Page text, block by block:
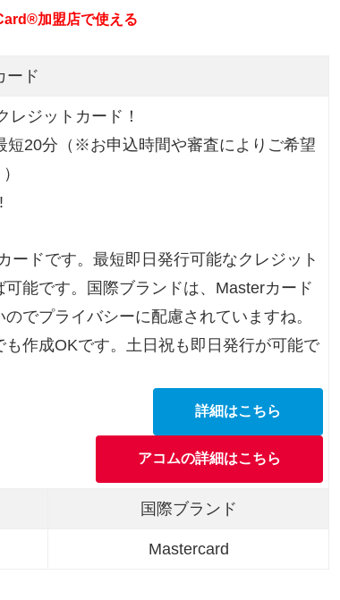
加盟店で使える
ード
レジットカード！
短20分（※お申込時間や審査によりご希望
ードです。最短即日発行可能なクレジット
能です。国際ブランドは、Masterカード
でプライバシーに配慮されていますね。
作成OKです。土日祝も即日発行が可能で
詳細はこちら
アコムの詳細はこちら
国際ブランド
Mastercard